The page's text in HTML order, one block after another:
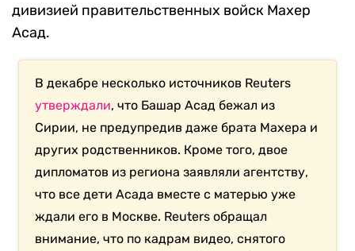
дивизией правительственных войск Махер
Асад.
В декабре несколько источников Reuters
утверждали, что Башар Асад бежал из
Сирии, не предупредив даже брата Махера и
других родственников. Кроме того, двое
дипломатов из региона заявляли агентству,
что все дети Асада вместе с матерью уже
ждали его в Москве. Reuters обращал
внимание, что по кадрам видео, снятого